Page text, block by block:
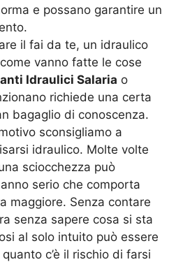
e possano garantire un
il fai da te, un idraulico
vanno fatte le cose
Idraulici Salaria o
richiede una certa
bagaglio di conoscenza.
sconsigliamo a
idraulico. Molte volte
sciocchezza può
serio che comporta
maggiore. Senza contare
senza sapere cosa si sta
al solo intuito può essere
c’è il rischio di farsi